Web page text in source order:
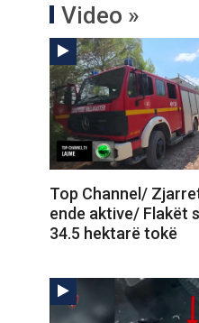
Video »
Top Channel/
ende aktive/ Flakët
34.5 hektarë tokë